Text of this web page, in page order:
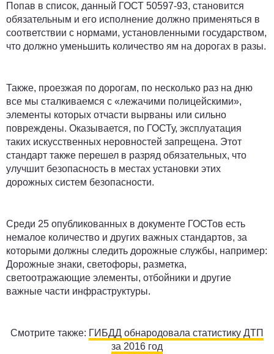
Попав в список, данный ГОСТ 50597-93, становится
обязательным и его исполнение должно применяться в
соответствии с нормами, установленными государством,
что должно уменьшить количество ям на дорогах в разы.
Также, проезжая по дорогам, по несколько раз на дню
все мы сталкиваемся с «лежачими полицейскими»,
элементы которых отчасти вырваны или сильно
повреждены. Оказывается, по ГОСТу, эксплуатация
таких искусственных неровностей запрещена. Этот
стандарт также перешел в разряд обязательных, что
улучшит безопасность в местах установки этих
дорожных систем безопасности.
Среди 25 опубликованных в документе ГОСТов есть
немалое количество и других важных стандартов, за
которыми должны следить дорожные службы, например:
Дорожные знаки, светофоры, разметка,
светоотражающие элементы, отбойники и другие
важные части инфраструктуры.
Смотрите также: ГИБДД обнародовала статистику ДТП
за 2016 год